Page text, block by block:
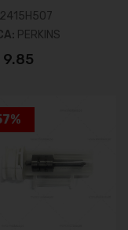
2415H507
PERKINS
9.85